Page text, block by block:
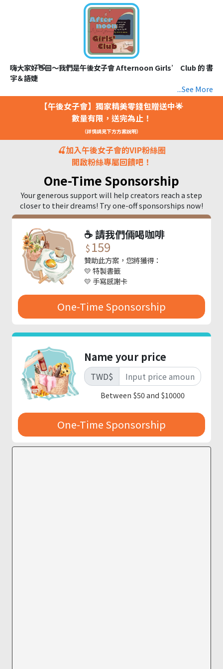
嗨大家好👋🏻～我們是午後女子會 Afternoon Girls’ Club 的 書
宇＆語婕
✈️因為出國交換相識，很奇妙地發現彼此雖然個性截然不同，對生
活及人生的看法卻又不謀而合
常常在宿舍聊天聊到清晨的我們，決定透過節目紀錄彼此在不同階
段的想法，並希望藉此建立一個讓大家感到輕鬆及安全的對談空
間。
【我們的節目涵蓋】🎙：
👉🏻 書蟲人生
👉🏻 影視人生
👉🏻 自我覺察、心靈成長
中書蟲人生及影視人生這兩個主題不僅我們做得很開心，也收到很
多很棒的回饋，讓我們期望除了Podcast之外也可以為大家帶來
更多的延伸內容。
🗂每週我們都花許多時間討論、閱讀、觀影，並從中整理想法與大
家分享，盡可能將吸收到的資訊轉變成每次的對談主題
歡迎以實際行動訂閱或贊助支持節目，讓我們繼續動力滿點地提供
更豐富的節目內容!
...See More
【午後女子會】獨家精美零錢包贈送中🌟
數量有限，送完為止！
（詳情請見下方方案說明）
🍒加入午後女子會的VIP粉絲圈
開啟粉絲專屬回饋吧！
One-Time Sponsorship
Your generous support will help creators reach a step
closer to their dreams! Try one-off sponsorships now!
☕️ 請我們倆喝咖啡
$ 159
贊助此方案，您將獲得：
💛 特製書籤
💛 手寫感謝卡
One-Time Sponsorship
Name your price
TWD$
Between $50 and $10000
One-Time Sponsorship